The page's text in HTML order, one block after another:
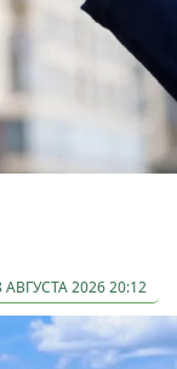
АВГУСТА 2026 20:12